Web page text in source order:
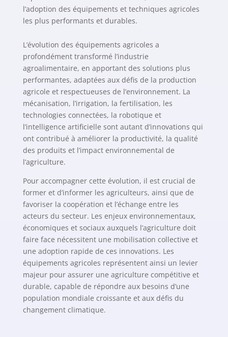
l’adoption des équipements et techniques agricoles
les plus performants et durables.
L’évolution des équipements agricoles a
profondément transformé l’industrie
agroalimentaire, en apportant des solutions plus
performantes, adaptées aux défis de la production
agricole et respectueuses de l’environnement. La
mécanisation, l’irrigation, la fertilisation, les
technologies connectées, la robotique et
l’intelligence artificielle sont autant d’innovations qui
ont contribué à améliorer la productivité, la qualité
des produits et l’impact environnemental de
l’agriculture.
Pour accompagner cette évolution, il est crucial de
former et d’informer les agriculteurs, ainsi que de
favoriser la coopération et l’échange entre les
acteurs du secteur. Les enjeux environnementaux,
économiques et sociaux auxquels l’agriculture doit
faire face nécessitent une mobilisation collective et
une adoption rapide de ces innovations. Les
équipements agricoles représentent ainsi un levier
majeur pour assurer une agriculture compétitive et
durable, capable de répondre aux besoins d’une
population mondiale croissante et aux défis du
changement climatique.